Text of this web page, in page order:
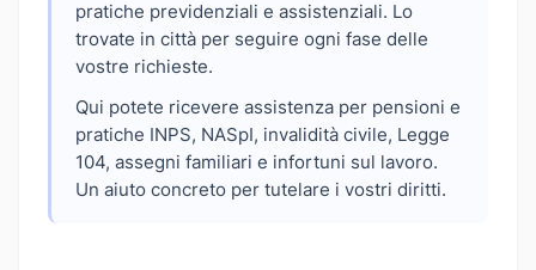
pratiche previdenziali e assistenziali. Lo
trovate in città per seguire ogni fase delle
vostre richieste.
Qui potete ricevere assistenza per pensioni e
pratiche INPS, NASpI, invalidità civile, Legge
104, assegni familiari e infortuni sul lavoro.
Un aiuto concreto per tutelare i vostri diritti.